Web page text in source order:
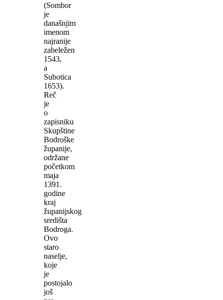
(Sombor
je
današnjim
imenom
najranije
zabeležen
1543,
a
Subotica
1653).
Reč
je
o
zapisniku
Skupštine
Bodroške
županije,
održane
početkom
maja
1391.
godine
kraj
županijskog
središta
Bodroga.
Ovo
staro
naselje,
koje
je
postojalo
još